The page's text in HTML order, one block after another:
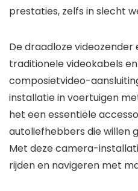
prestaties, zelfs in slecht
De draadloze
traditionele videokabels
composietvideo-
installatie in voertuigen
het een essentiële
autoliefhebbers die willen
Met deze camera-
rijden en navigeren met